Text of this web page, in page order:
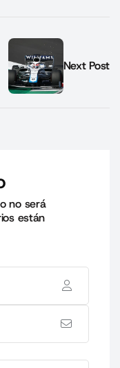
Next Post
no será
están